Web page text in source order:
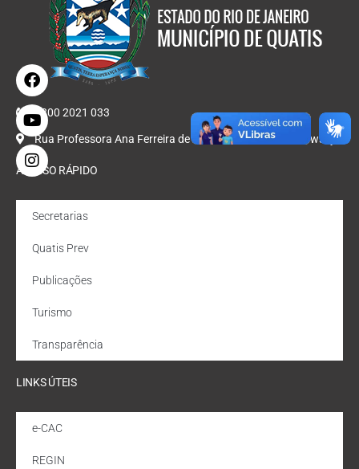
0800 2021 033
Rua Professora Ana Ferreira de Oliveira, Nº 47, Bondarowsky
ACESSO RÁPIDO
Secretarias
Quatis Prev
Publicações
Turismo
Transparência
LINKS ÚTEIS
e-CAC
REGIN